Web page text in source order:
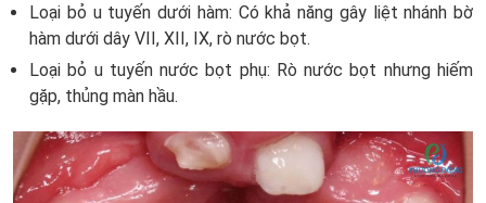
Loại bỏ u tuyến dưới hàm: Có khả năng gây liệt nhánh bờ
hàm dưới dây VII, XII, IX, rò nước bọt.
Loại bỏ u tuyến nước bọt phụ: Rò nước bọt nhưng hiếm
gặp, thủng màn hầu.